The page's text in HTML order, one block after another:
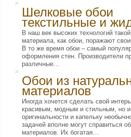
Шелковые обои
текстильные и
В наш век высоких технологий
материала, как обои, поражают
В то же время обои – самый
оформления стен. Производители
различные…
Обои из
материалов
Иногда хочется сделать свой
красивым, модным и стильным, но и
оригинальности и капельку
задачей вполне могут справиться
материалов. Их богатая…